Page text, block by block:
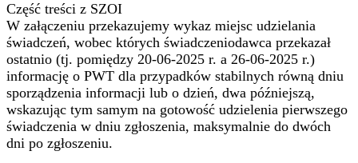
Część treści z SZOI
W załączeniu przekazujemy wykaz miejsc udzielania
świadczeń, wobec których świadczeniodawca przekazał
ostatnio (tj. pomiędzy 20-06-2025 r. a 26-06-2025 r.)
informację o PWT dla przypadków stabilnych równą dniu
sporządzenia informacji lub o dzień, dwa późniejszą,
wskazując tym samym na gotowość udzielenia pierwszego
świadczenia w dniu zgłoszenia, maksymalnie do dwóch
dni po zgłoszeniu.